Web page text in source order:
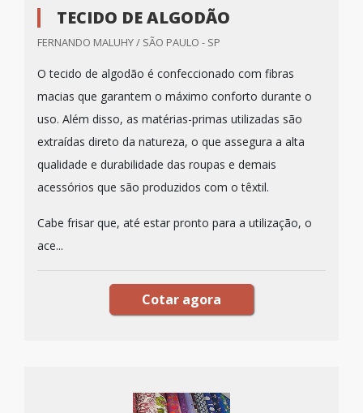
TECIDO DE ALGODÃO
FERNANDO MALUHY / SÃO PAULO - SP
O tecido de algodão é confeccionado com fibras
macias que garantem o máximo conforto durante o
uso. Além disso, as matérias-primas utilizadas são
extraídas direto da natureza, o que assegura a alta
qualidade e durabilidade das roupas e demais
acessórios que são produzidos com o têxtil.
Cabe frisar que, até estar pronto para a utilização, o
ace...
Cotar agora